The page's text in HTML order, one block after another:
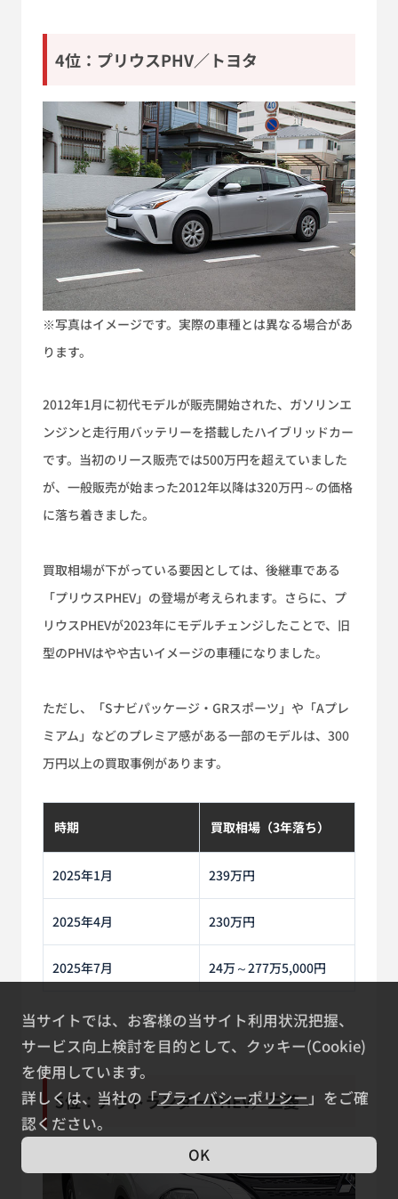
4位：プリウスPHV／トヨタ
※写真はイメージです。実際の車種とは異なる場合があ
ります。
2012年1月に初代モデルが販売開始された、ガソリンエ
ンジンと走行用バッテリーを搭載したハイブリッドカー
です。当初のリース販売では500万円を超えていました
が、一般販売が始まった2012年以降は320万円～の価格
に落ち着きました。
買取相場が下がっている要因としては、後継車である
「プリウスPHEV」の登場が考えられます。さらに、プ
リウスPHEVが2023年にモデルチェンジしたことで、旧
型のPHVはやや古いイメージの車種になりました。
ただし、「Sナビパッケージ・GRスポーツ」や「Aプレ
ミアム」などのプレミア感がある一部のモデルは、300
万円以上の買取事例があります。
時期 買取相場（3年落ち）
2025年1月 239万円
2025年4月 230万円
2025年7月 24万～277万5,000円
5位：アウトランダーPHEV／三菱
当サイトでは、お客様の当サイト利用状況把握、
サービス向上検討を目的として、クッキー(Cookie)
を使用しています。
詳しくは、当社の「プライバシーポリシー 」をご確
認ください。
OK